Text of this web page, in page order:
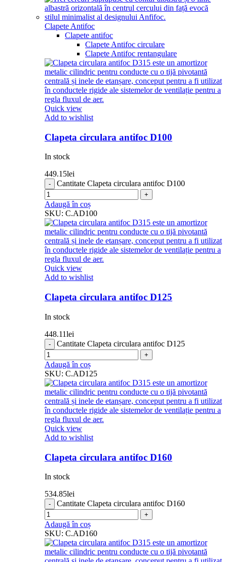
Clapete Antifoc
Clapete antifoc
Clapete Antifoc circulare
Clapete Antifoc rentangulare
Quick view
Add to wishlist
Clapeta circulara antifoc D100
In stock
449.15lei
Cantitate Clapeta circulara antifoc D100
Adaugă în coș
SKU: C.AD100
Quick view
Add to wishlist
Clapeta circulara antifoc D125
In stock
448.11lei
Cantitate Clapeta circulara antifoc D125
Adaugă în coș
SKU: C.AD125
Quick view
Add to wishlist
Clapeta circulara antifoc D160
In stock
534.85lei
Cantitate Clapeta circulara antifoc D160
Adaugă în coș
SKU: C.AD160